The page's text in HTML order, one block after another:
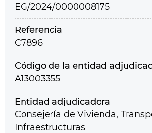
EG/2024/0000008175
Referencia
C7896
Código de la entidad
A13003355
Entidad adjudicadora
Consejería de Vivienda,
Infraestructuras